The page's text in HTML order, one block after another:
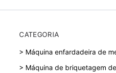
CATEGORIA
> Máquina enfardadeira de
> Máquina de briquetagem